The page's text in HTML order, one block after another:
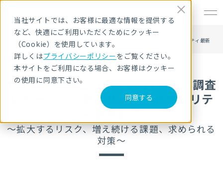
当社サイトでは、お客様に最適な情報を提供する
など、快適にご利用いただくためにクッキー
（Cookie）を使用しています。
詳しくはプライバシーポリシーをご覧ください。
本サイトをご利用になる場合、お客様はクッキー
の使用に同意下さい。
同意する
HOME
セキュリティセミナー・イベント
サイバーセキュリティ2017：独自調査レポートから見るサイバーセキュリティ最新
動向
サイバーセキュリティ2017：独自調査
レポートから見るサイバーセキュリテ
ィ最新動向
～拡大するリスク、増え続ける課題、求められる
対策～